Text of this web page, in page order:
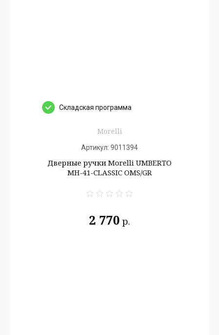
Cкладская программа
Morelli
Артикул: 9011394
Дверные ручки Morelli UMBERTO
MH-41-CLASSIC OMS/GR
2 770 р.